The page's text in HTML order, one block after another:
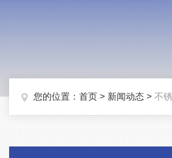
您的位置： 首页 > 新闻动态 > 不